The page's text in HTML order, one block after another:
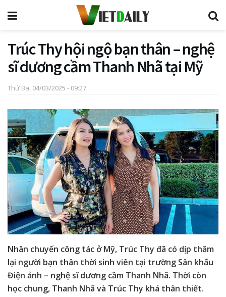
Trúc Thy hội ngộ bạn thân – nghệ
sĩ dương cầm Thanh Nhã tại Mỹ
Thứ Ba, 04/03/2025 - 09:27
Nhân chuyến công tác ở Mỹ, Trúc Thy đã có dịp thăm
lại người bạn thân thời sinh viên tại trường Sân khấu
Điện ảnh – nghệ sĩ dương cầm Thanh Nhã. Thời còn
học chung, Thanh Nhã và Trúc Thy khá thân thiết.